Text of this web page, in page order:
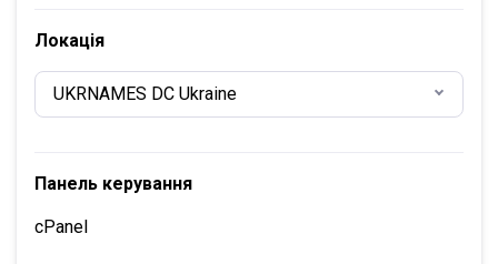
Локація
UKRNAMES DC Ukraine
Панель керування
cPanel